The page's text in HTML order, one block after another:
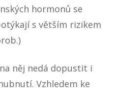
hormonů se
s větším rizikem
něj nedá dopustit i
Vzhledem ke